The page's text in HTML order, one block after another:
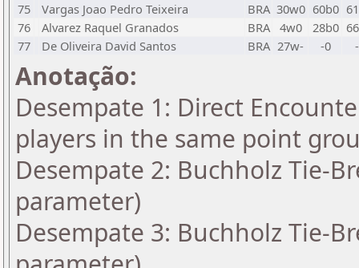
75
Vargas Joao Pedro Teixeira BRA 30w0 60b0
76
Alvarez Raquel Granados BRA 4w0 28b0
77
De Oliveira David Santos BRA 27w- -0
Anotação:
Desempate 1: Direct
players in the same point
Desempate 2: Buchholz Tie-
parameter)
Desempate 3: Buchholz Tie-